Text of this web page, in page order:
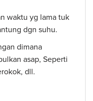
waktu yg lama tuk
dgn suhu.
dimana
asap, Seperti
dll.